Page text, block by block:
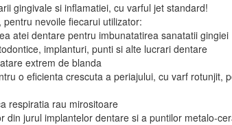
gingivale si inflamatiei, cu varful jet standard!
nevoile fiecarui utilizator:
atei dentare pentru imbunatatirea sanatatii gingiei
implanturi, punti si alte lucrari dentare
extrem de blanda
o eficienta crescuta a periajului, cu varf rotunjit,
respiratia rau mirositoare
jurul implantelor dentare si a puntilor metalo-